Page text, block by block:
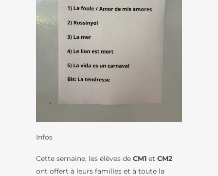
Infos
Cette semaine, les élèves de CM1 et CM2
ont offert à leurs familles et à toute la